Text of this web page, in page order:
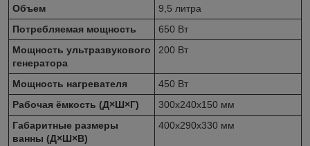
Объем
9,5 литра
Потребляемая мощность
650 Вт
Мощность ультразвукового
генератора
200 Вт
Мощность нагревателя
450 Вт
Рабочая ёмкость (Д×Ш×Г)
300x240x150 мм
Габаритные размеры
ванны (Д×Ш×В)
400x290x330 мм